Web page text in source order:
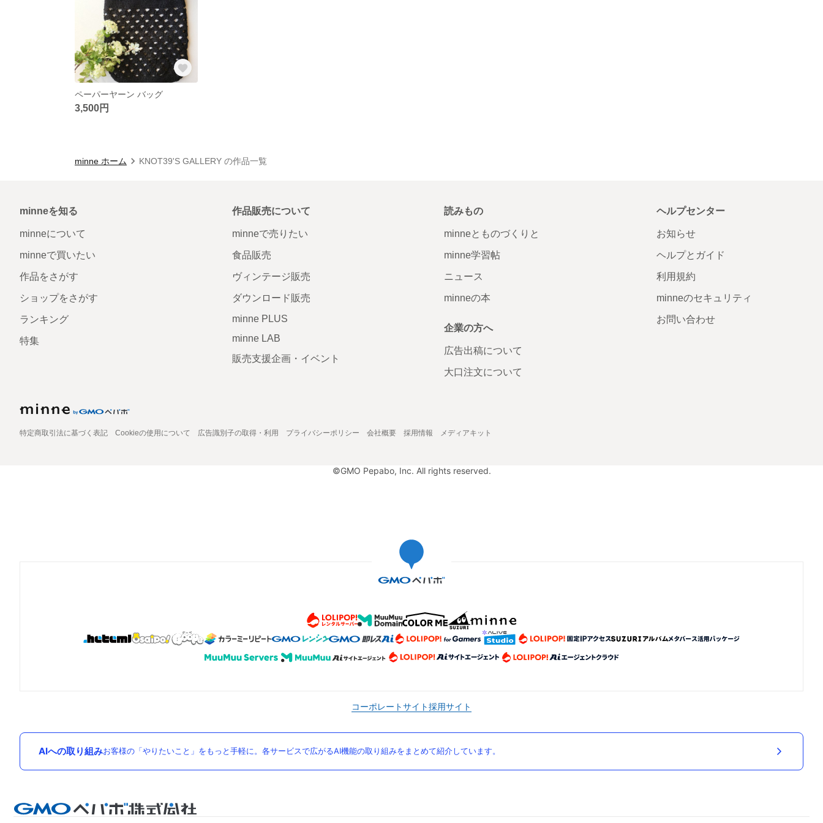
ペーパーヤーン バッグ
3,500円
minne ホーム KNOT39'S GALLERY の作品一覧
minneを知る
minneについて
minneで買いたい
作品をさがす
ショップをさがす
ランキング
特集
作品販売について
minneで売りたい
食品販売
ヴィンテージ販売
ダウンロード販売
minne PLUS
minne LAB
販売支援企画・イベント
読みもの
minneとものづくりと
minne学習帖
ニュース
minneの本
企業の方へ
広告出稿について
大口注文について
ヘルプセンター
お知らせ
ヘルプとガイド
利用規約
minneのセキュリティ
お問い合わせ
特定商取引法に基づく表記 Cookieの使用について 広告識別子の取得・利用 プライバシーポリシー 会社概要 採用情報 メディアキット
©GMO Pepabo, Inc. All rights reserved.
コーポレートサイト採用サイト
AIへの取り組みお客様の「やりたいこと」をもっと手軽に。各サービスで広がるAI機能の取り組みをまとめて紹介しています。